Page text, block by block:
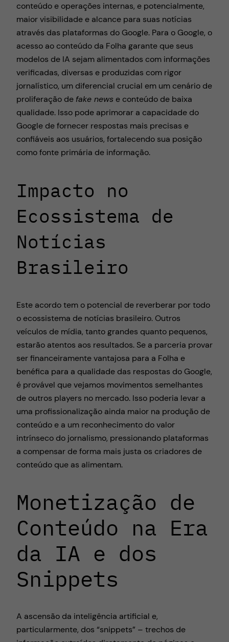
conteúdo e operações internas, e potencialmente,
maior visibilidade e alcance para suas notícias
através das plataformas do Google. Para o Google, o
acesso ao conteúdo da Folha garante que seus
modelos de IA sejam alimentados com informações
verificadas, diversas e produzidas com rigor
jornalístico, um diferencial crucial em um cenário de
proliferação de fake news e conteúdo de baixa
qualidade. Isso pode aprimorar a capacidade do
Google de fornecer respostas mais precisas e
confiáveis aos usuários, fortalecendo sua posição
como fonte primária de informação.
Impacto no
Ecossistema de
Notícias
Brasileiro
Este acordo tem o potencial de reverberar por todo
o ecossistema de notícias brasileiro. Outros
veículos de mídia, tanto grandes quanto pequenos,
estarão atentos aos resultados. Se a parceria provar
ser financeiramente vantajosa para a Folha e
benéfica para a qualidade das respostas do Google,
é provável que vejamos movimentos semelhantes
de outros players no mercado. Isso poderia levar a
uma profissionalização ainda maior na produção de
conteúdo e a um reconhecimento do valor
intrínseco do jornalismo, pressionando plataformas
a compensar de forma mais justa os criadores de
conteúdo que as alimentam.
Monetização de
Conteúdo na Era
da IA e dos
Snippets
A ascensão da inteligência artificial e,
particularmente, dos “snippets” – trechos de